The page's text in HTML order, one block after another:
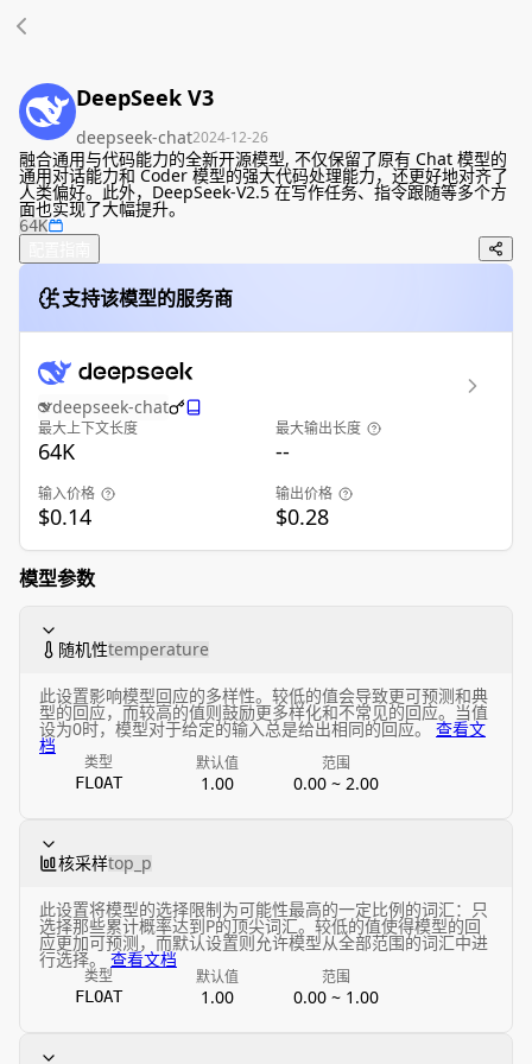
DeepSeek V3
deepseek-chat2024-12-26
融合通用与代码能力的全新开源模型, 不仅保留了原有 Chat 模型的
通用对话能力和 Coder 模型的强大代码处理能力，还更好地对齐了
人类偏好。此外，DeepSeek-V2.5 在写作任务、指令跟随等多个方
面也实现了大幅提升。
64K
支持该模型的服务商
deepseek-chat
最大上下文长度
64K
最大输出长度
--
输入价格
$0.14
输出价格
$0.28
模型参数
随机性temperature
此设置影响模型回应的多样性。较低的值会导致更可预测和典
型的回应，而较高的值则鼓励更多样化和不常见的回应。当值
设为0时，模型对于给定的输入总是给出相同的回应。 查看文
档
类型
FLOAT
默认值
1.00
范围
0.00 ~ 2.00
核采样top_p
此设置将模型的选择限制为可能性最高的一定比例的词汇：只
选择那些累计概率达到P的顶尖词汇。较低的值使得模型的回
应更加可预测，而默认设置则允许模型从全部范围的词汇中进
行选择。 查看文档
类型
FLOAT
默认值
1.00
范围
0.00 ~ 1.00